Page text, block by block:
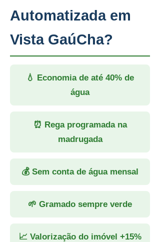
Automatizada em
Vista GaúCha?
💧 Economia de até 40% de
água
⏰ Rega programada na
madrugada
💰 Sem conta de água mensal
🌱 Gramado sempre verde
📈 Valorização do imóvel +15%